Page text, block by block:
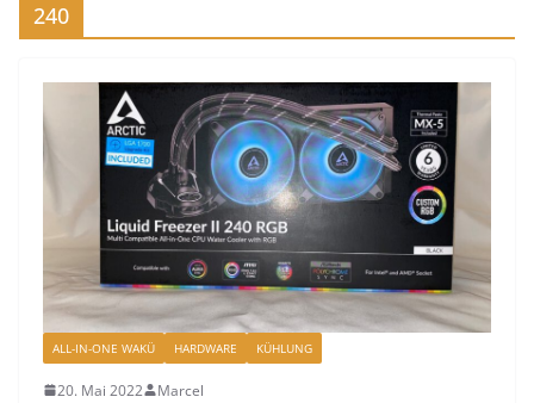
240
ALL-IN-ONE WAKÜ HARDWARE KÜHLUNG
20. Mai 2022 Marcel